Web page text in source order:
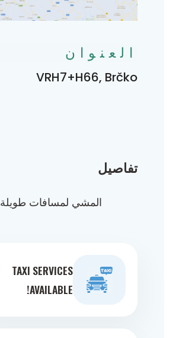
تفاصيل
المشي لمسافات طويلة
TAXI SERVICES
AVAILABLE!
العنوان
VRH7+H66, Brčko